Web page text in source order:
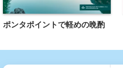
ポンタポイントで軽めの晩酌